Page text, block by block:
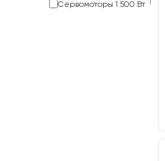
Сервомоторы 1 500 Вт